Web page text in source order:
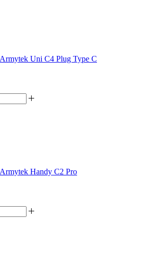
Uni C4 Plug Type C
Handy C2 Pro